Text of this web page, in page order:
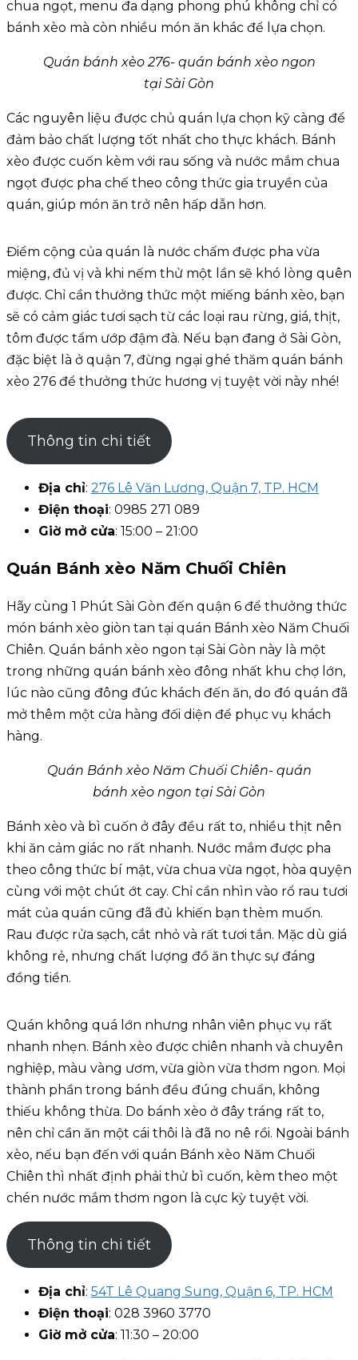
chua ngọt, menu đa dạng phong phú không chỉ có
bánh xèo mà còn nhiều món ăn khác để lựa chọn.
Quán bánh xèo 276- quán bánh xèo ngon
tại Sài Gòn
Các nguyên liệu được chủ quán lựa chọn kỹ càng để
đảm bảo chất lượng tốt nhất cho thực khách. Bánh
xèo được cuốn kèm với rau sống và nước mắm chua
ngọt được pha chế theo công thức gia truyền của
quán, giúp món ăn trở nên hấp dẫn hơn.
Điểm cộng của quán là nước chấm được pha vừa
miệng, đủ vị và khi nếm thử một lần sẽ khó lòng quên
được. Chỉ cần thưởng thức một miếng bánh xèo, bạn
sẽ có cảm giác tươi sạch từ các loại rau rừng, giá, thịt,
tôm được tẩm ướp đậm đà. Nếu bạn đang ở Sài Gòn,
đặc biệt là ở quận 7, đừng ngại ghé thăm quán bánh
xèo 276 để thưởng thức hương vị tuyệt vời này nhé!
Thông tin chi tiết
Địa chỉ: 276 Lê Văn Lương, Quận 7, TP. HCM
Điện thoại: 0985 271 089
Giờ mở cửa: 15:00 – 21:00
Quán Bánh xèo Năm Chuối Chiên
Hãy cùng 1 Phút Sài Gòn đến quận 6 để thưởng thức
món bánh xèo giòn tan tại quán Bánh xèo Năm Chuối
Chiên. Quán bánh xèo ngon tại Sài Gòn này là một
trong những quán bánh xèo đông nhất khu chợ lớn,
lúc nào cũng đông đúc khách đến ăn, do đó quán đã
mở thêm một cửa hàng đối diện để phục vụ khách
hàng.
Quán Bánh xèo Năm Chuối Chiên- quán
bánh xèo ngon tại Sài Gòn
Bánh xèo và bì cuốn ở đây đều rất to, nhiều thịt nên
khi ăn cảm giác no rất nhanh. Nước mắm được pha
theo công thức bí mật, vừa chua vừa ngọt, hòa quyện
cùng với một chút ớt cay. Chỉ cần nhìn vào rổ rau tươi
mát của quán cũng đã đủ khiến bạn thèm muốn.
Rau được rửa sạch, cắt nhỏ và rất tươi tắn. Mặc dù giá
không rẻ, nhưng chất lượng đồ ăn thực sự đáng
đồng tiền.
Quán không quá lớn nhưng nhân viên phục vụ rất
nhanh nhẹn. Bánh xèo được chiên nhanh và chuyên
nghiệp, màu vàng ươm, vừa giòn vừa thơm ngon. Mọi
thành phần trong bánh đều đúng chuẩn, không
thiếu không thừa. Do bánh xèo ở đây tráng rất to,
nên chỉ cần ăn một cái thôi là đã no nê rồi. Ngoài bánh
xèo, nếu bạn đến với quán Bánh xèo Năm Chuối
Chiên thì nhất định phải thử bì cuốn, kèm theo một
chén nước mắm thơm ngon là cực kỳ tuyệt vời.
Thông tin chi tiết
Địa chỉ: 54T Lê Quang Sung, Quận 6, TP. HCM
Điện thoại: 028 3960 3770
Giờ mở cửa: 11:30 – 20:00